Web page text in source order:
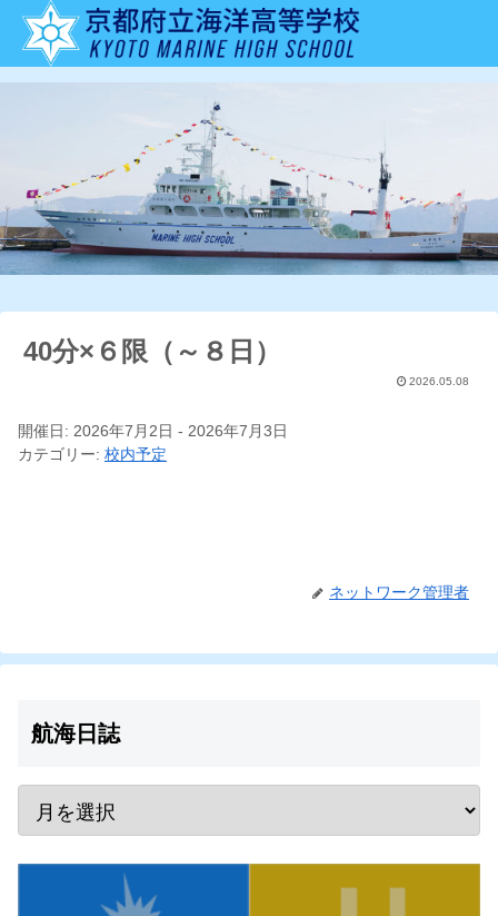
40分×６限（～８日）
2026.05.08
開催日: 2026年7月2日 - 2026年7月3日
カテゴリー: 校内予定
ネットワーク管理者
航海日誌